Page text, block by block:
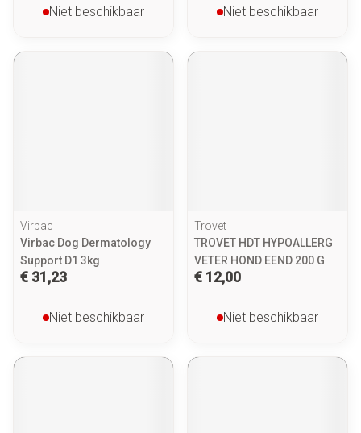
Niet beschikbaar Niet beschikbaar
Virbac
Virbac Dog Dermatology
Support D1 3kg
€ 31,23
Niet beschikbaar
Trovet
TROVET HDT HYPOALLERG
VETER HOND EEND 200 G
€ 12,00
Niet beschikbaar